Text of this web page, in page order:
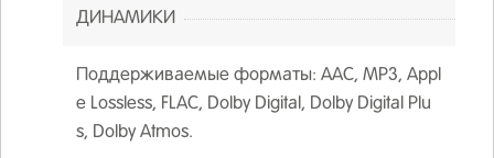
ДИНАМИКИ
Поддерживаемые форматы: AAC, MP3, Appl
e Lossless, FLAC, Dolby Digital, Dolby Digital Plu
s, Dolby Atmos.